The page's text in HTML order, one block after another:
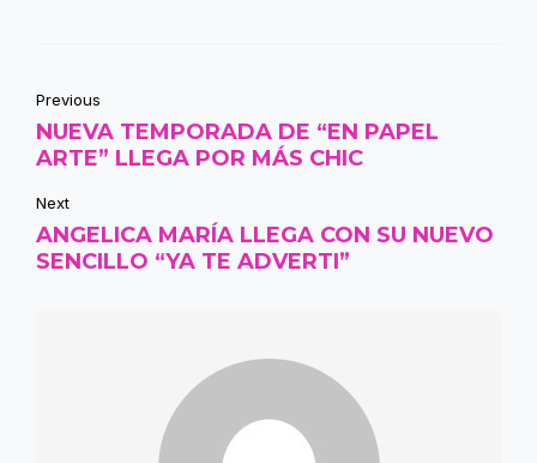
Previous
NUEVA TEMPORADA DE “EN PAPEL
ARTE” LLEGA POR MÁS CHIC
Next
ANGELICA MARÍA LLEGA CON SU NUEVO
SENCILLO “YA TE ADVERTI”